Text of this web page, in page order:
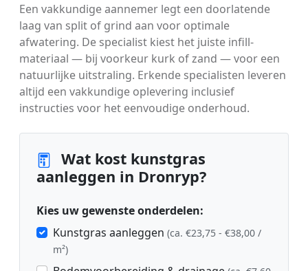
Een vakkundige aannemer legt een doorlatende
laag van split of grind aan voor optimale
afwatering. De specialist kiest het juiste infill-
materiaal — bij voorkeur kurk of zand — voor een
natuurlijke uitstraling. Erkende specialisten leveren
altijd een vakkundige oplevering inclusief
instructies voor het eenvoudige onderhoud.
Wat kost kunstgras
aanleggen in Dronryp?
Kies uw gewenste onderdelen:
Kunstgras aanleggen (ca. €23,75 - €38,00 /
m²)